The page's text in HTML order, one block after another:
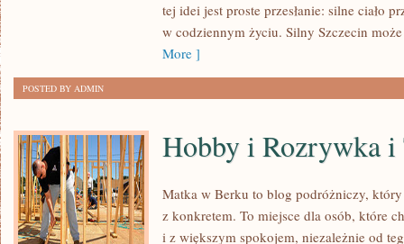
tej idei jest proste przesłanie: silne ciało
w codziennym życiu. Silny Szczecin
More ]
POSTED BY ADMIN
Hobby i Rozrywka i
Matka w Berku to blog podróżniczy, który
z konkretem. To miejsce dla osób, które
i z większym spokojem, niezależnie od